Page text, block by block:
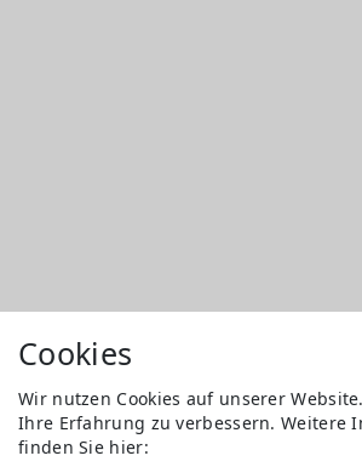
Cookies
Wir nutzen Cookies auf unserer
Ihre Erfahrung zu verbessern. Weitere
finden Sie hier: